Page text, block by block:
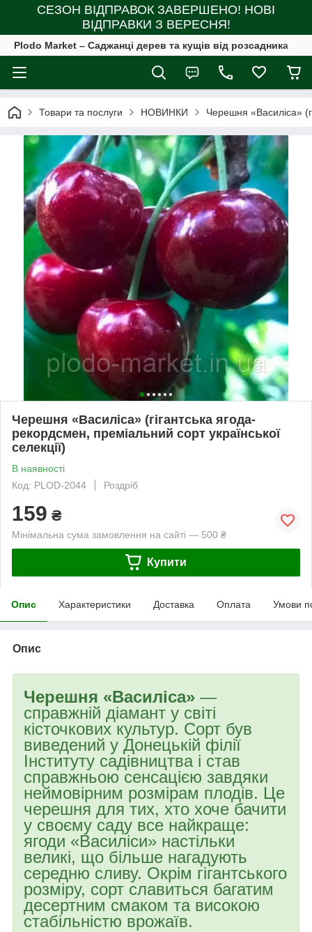
СЕЗОН ВІДПРАВОК ЗАВЕРШЕНО! НОВІ
ВІДПРАВКИ З ВЕРЕСНЯ!
Plodo Market – Саджанці дерев та кущів від розсадника
Товари та послуги НОВИНКИ Черешня «Василіса»
Черешня «Василіса» (гігантська ягода-
рекордсмен, преміальний сорт української
селекції)
В наявності
Код: PLOD-2044
Роздріб
159 ₴
Мінімальна сума замовлення на сайті — 500 ₴
Купити
Опис Характеристики Доставка Оплата Умови
Опис
Черешня «Василіса» —
справжній діамант у світі
кісточкових культур. Сорт був
виведений у Донецькій філії
Інституту садівництва і став
справжньою сенсацією завдяки
неймовірним розмірам плодів. Це
черешня для тих, хто хоче бачити
у своєму саду все найкраще:
ягоди «Василіси» настільки
великі, що більше нагадують
середню сливу. Окрім гігантського
розміру, сорт славиться багатим
десертним смаком та високою
стабільністю врожаїв.